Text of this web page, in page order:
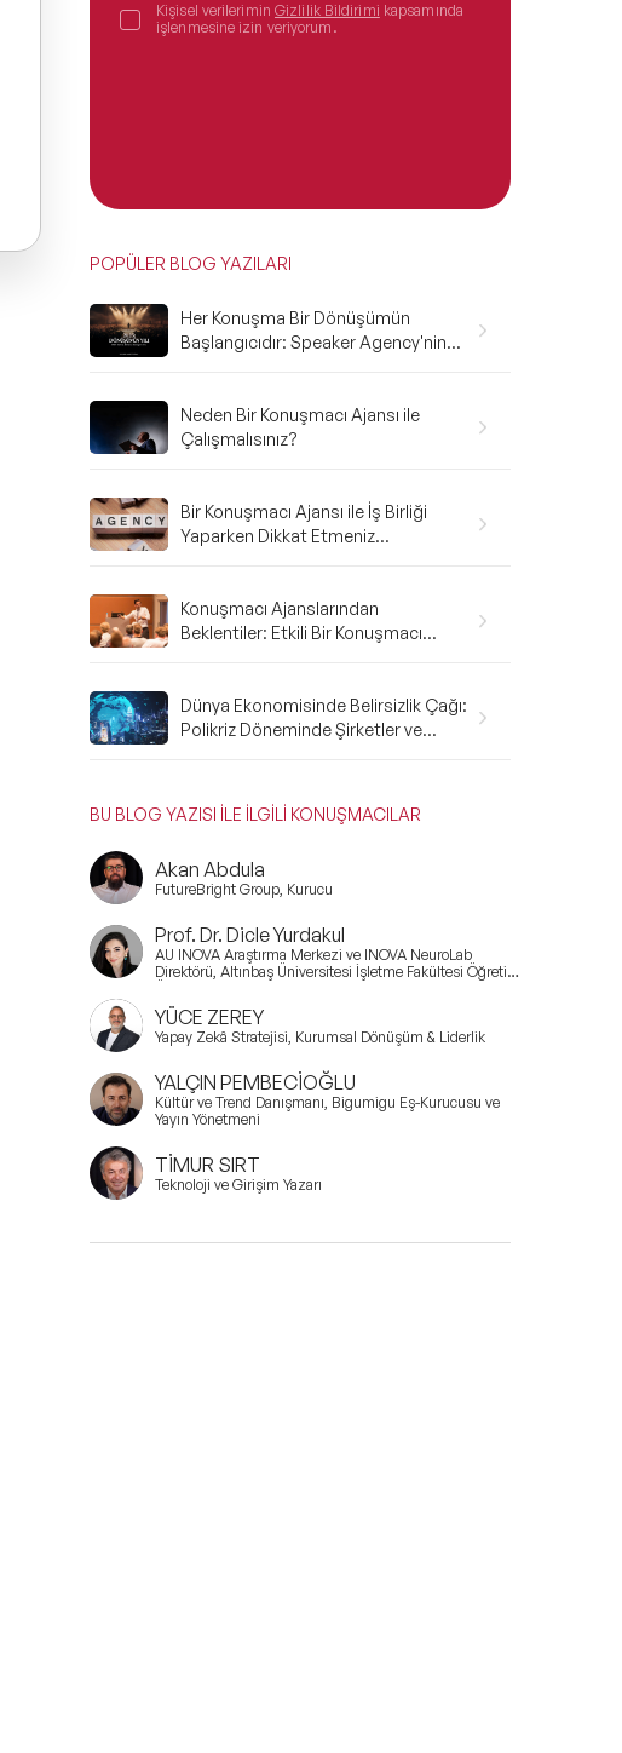
Kişisel verilerimin Gizlilik Bildirimi kapsamında
işlenmesine izin veriyorum.
POPÜLER BLOG YAZILARI
Her Konuşma Bir Dönüşümün
Başlangıcıdır: Speaker Agency'nin
Neden Bir Konuşmacı Ajansı ile
Çalışmalısınız?
Bir Konuşmacı Ajansı ile İş Birliği
Yaparken Dikkat Etmeniz
Konuşmacı Ajanslarından
Beklentiler: Etkili Bir Konuşmacı
Dünya Ekonomisinde Belirsizlik Çağı:
Polikriz Döneminde Şirketler ve
BU BLOG YAZISI İLE İLGİLİ KONUŞMACILAR
Akan Abdula
FutureBright Group, Kurucu
Prof. Dr. Dicle Yurdakul
AU INOVA Araştırma Merkezi ve INOVA NeuroLab
Direktörü, Altınbaş Üniversitesi İşletme Fakültesi Öğretim
WE.Q. Consulting Kurucu Ortağı, UNDP Danışmanı ve
Türkiye Bilişim Vakfı Yönetim Kurulu Üyesi
YÜCE ZEREY
Yapay Zekâ Stratejisi, Kurumsal Dönüşüm & Liderlik
YALÇIN PEMBECİOĞLU
Kültür ve Trend Danışmanı, Bigumigu Eş-Kurucusu ve
Yayın Yönetmeni
TİMUR SIRT
Teknoloji ve Girişim Yazarı